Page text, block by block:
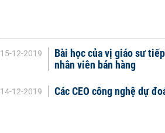
15-12-2019
Bài học của vị giáo sư
nhân viên bán hàng
14-12-2019 Các CEO công nghệ dự